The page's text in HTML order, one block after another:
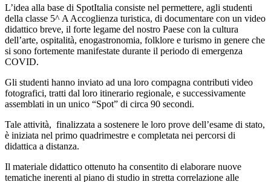
L’idea alla base di SpotItalia consiste nel permettere, agli studenti
della classe 5^ A Accoglienza turistica, di documentare con un video
didattico breve, il forte legame del nostro Paese con la cultura
dell’arte, ospitalità, enogastronomia, folklore e turismo in genere che
si sono fortemente manifestate durante il periodo di emergenza
COVID.
Gli studenti hanno inviato ad una loro compagna contributi video
fotografici, tratti dal loro itinerario regionale, e successivamente
assemblati in un unico “Spot” di circa 90 secondi.
Tale attività, finalizzata a sostenere le loro prove dell’esame di stato,
è iniziata nel primo quadrimestre e completata nei percorsi di
didattica a distanza.
Il materiale didattico ottenuto ha consentito di elaborare nuove
tematiche inerenti al piano di studio in stretta correlazione alle